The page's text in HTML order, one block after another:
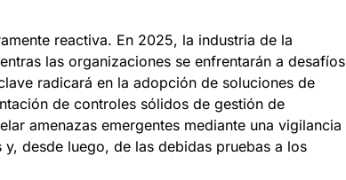
reactiva. En 2025, la industria de la
las organizaciones se enfrentarán a desafíos
radicará en la adopción de soluciones de
de controles sólidos de gestión de
amenazas emergentes mediante una vigilancia
desde luego, de las debidas pruebas a los